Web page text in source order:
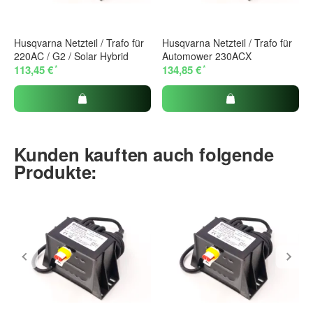
Husqvarna Netzteil / Trafo für
220AC / G2 / Solar Hybrid
113,45 €*
Husqvarna Netzteil / Trafo für
Automower 230ACX
134,85 €*
Kunden kauften auch folgende
Produkte: